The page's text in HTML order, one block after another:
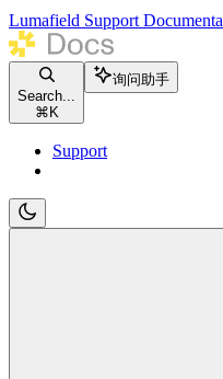
Lumafield Support
Search...
⌘ K
询问助手
Support